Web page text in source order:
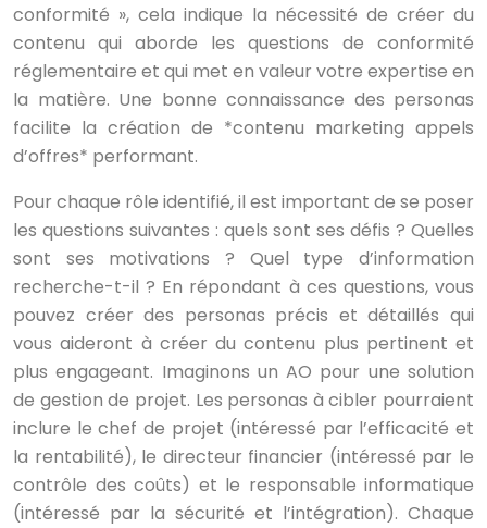
conformité », cela indique la nécessité de créer du
contenu qui aborde les questions de conformité
réglementaire et qui met en valeur votre expertise en
la matière. Une bonne connaissance des personas
facilite la création de *contenu marketing appels
d’offres* performant.
Pour chaque rôle identifié, il est important de se poser
les questions suivantes : quels sont ses défis ? Quelles
sont ses motivations ? Quel type d’information
recherche-t-il ? En répondant à ces questions, vous
pouvez créer des personas précis et détaillés qui
vous aideront à créer du contenu plus pertinent et
plus engageant. Imaginons un AO pour une solution
de gestion de projet. Les personas à cibler pourraient
inclure le chef de projet (intéressé par l’efficacité et
la rentabilité), le directeur financier (intéressé par le
contrôle des coûts) et le responsable informatique
(intéressé par la sécurité et l’intégration). Chaque